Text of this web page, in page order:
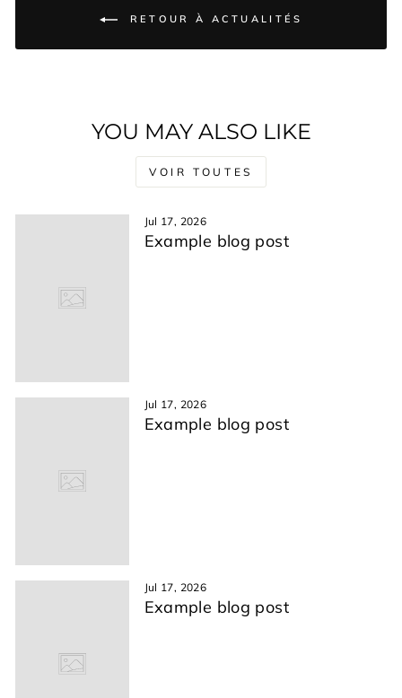
RETOUR À ACTUALITÉS
YOU MAY ALSO LIKE
VOIR TOUTES
Jul 17, 2026
Example blog post
Jul 17, 2026
Example blog post
Jul 17, 2026
Example blog post